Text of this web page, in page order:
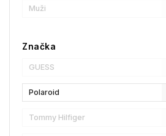
Muži
Značka
GUESS
Polaroid
Tommy Hilfiger